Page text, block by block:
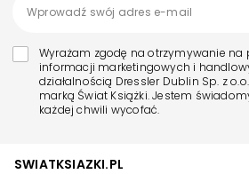
Wyrażam zgodę na otrzymywanie
informacji marketingowych i
działalnością Dressler Dublin Sp. z
marką Świat Książki. Jestem
każdej chwili wycofać.
SWIATKSIAZKI.PL